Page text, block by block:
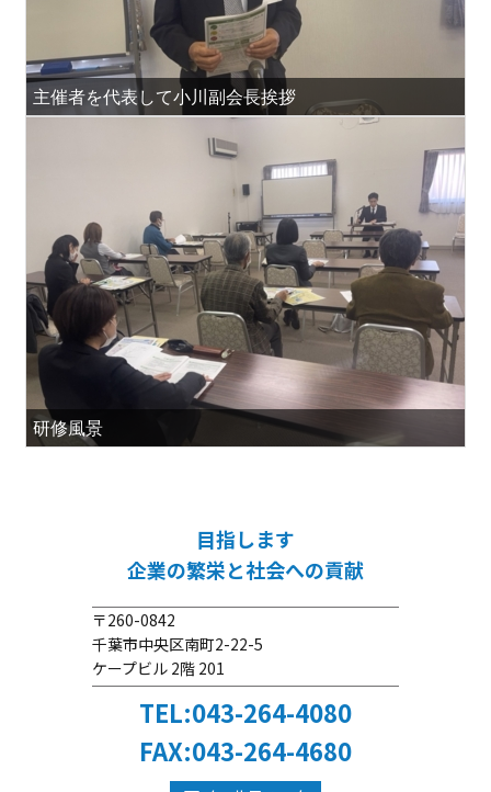
主催者を代表して小川副会長挨拶
研修風景
目指します
企業の繁栄と社会への貢献
〒260-0842
千葉市中央区南町2-22-5
ケープビル 2階 201
TEL:043-264-4080
FAX:043-264-4680